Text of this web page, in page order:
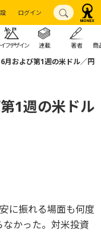
ログイン
フデザイン 連載 著者 商
6月および第1週の米ドル／円
1週の米ドル
に振れる場面も何度
かった。対米投資